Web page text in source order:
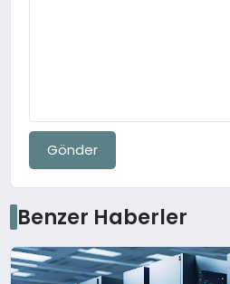
Gönder
Benzer Haberler